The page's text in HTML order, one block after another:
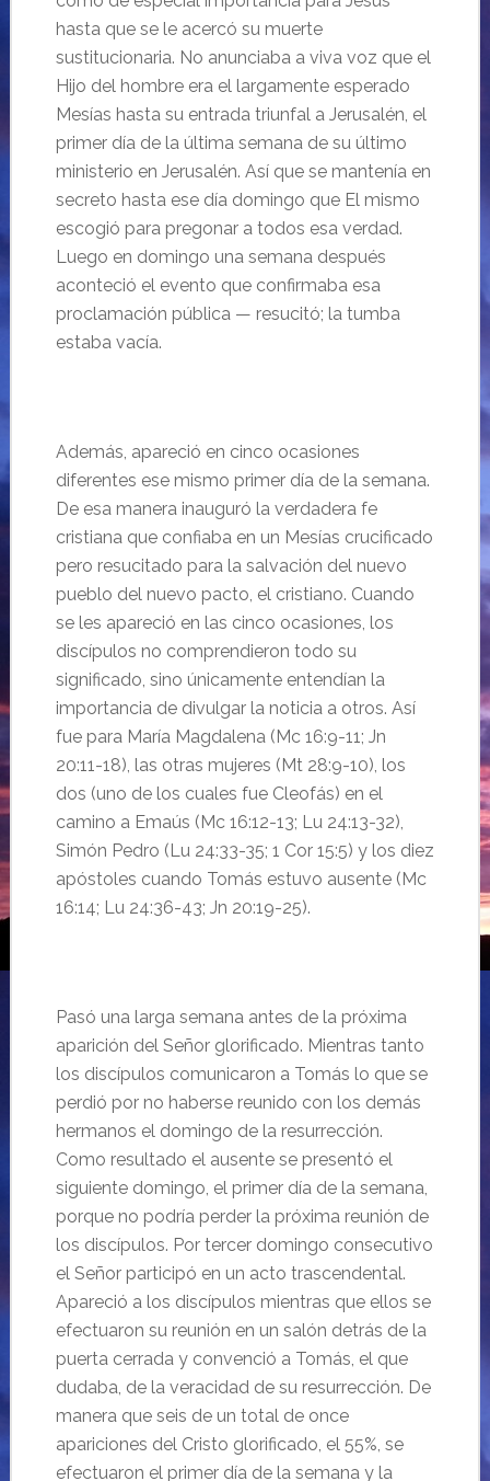
hasta que se le acercó su muerte
sustitucionaria. No anunciaba a viva voz que el
Hijo del hombre era el largamente esperado
Mesías hasta su entrada triunfal a Jerusalén, el
primer día de la última semana de su último
ministerio en Jerusalén. Así que se mantenía en
secreto hasta ese día domingo que El mismo
escogió para pregonar a todos esa verdad.
Luego en domingo una semana después
aconteció el evento que confirmaba esa
proclamación pública — resucitó; la tumba
estaba vacía.
Además, apareció en cinco ocasiones
diferentes ese mismo primer día de la semana.
De esa manera inauguró la verdadera fe
cristiana que confiaba en un Mesías crucificado
pero resucitado para la salvación del nuevo
pueblo del nuevo pacto, el cristiano. Cuando
se les apareció en las cinco ocasiones, los
discípulos no comprendieron todo su
significado, sino únicamente entendían la
importancia de divulgar la noticia a otros. Así
fue para María Magdalena (Mc 16:9-11; Jn
20:11-18), las otras mujeres (Mt 28:9-10), los
dos (uno de los cuales fue Cleofás) en el
camino a Emaús (Mc 16:12-13; Lu 24:13-32),
Simón Pedro (Lu 24:33-35; 1 Cor 15:5) y los diez
apóstoles cuando Tomás estuvo ausente (Mc
16:14; Lu 24:36-43; Jn 20:19-25).
Pasó una larga semana antes de la próxima
aparición del Señor glorificado. Mientras tanto
los discípulos comunicaron a Tomás lo que se
perdió por no haberse reunido con los demás
hermanos el domingo de la resurrección.
Como resultado el ausente se presentó el
siguiente domingo, el primer día de la semana,
porque no podría perder la próxima reunión de
los discípulos. Por tercer domingo consecutivo
el Señor participó en un acto trascendental.
Apareció a los discípulos mientras que ellos se
efectuaron su reunión en un salón detrás de la
puerta cerrada y convenció a Tomás, el que
dudaba, de la veracidad de su resurrección. De
manera que seis de un total de once
apariciones del Cristo glorificado, el 55%, se
efectuaron el primer día de la semana y la